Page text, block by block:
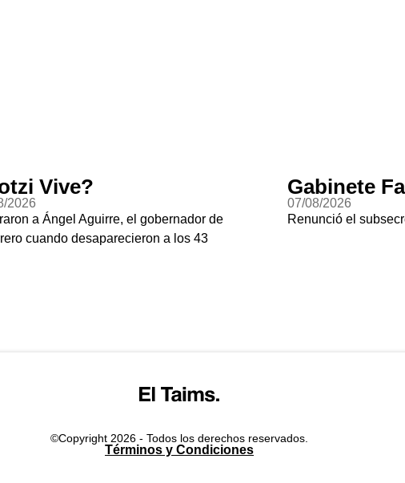
Vive?
2026
a Ángel Aguirre, el gobernador de
cuando desaparecieron a los 43
Gabinete
07/08/2026
Renunció el
©Copyright 2026 - Todos los derechos reservados.
Términos y Condiciones